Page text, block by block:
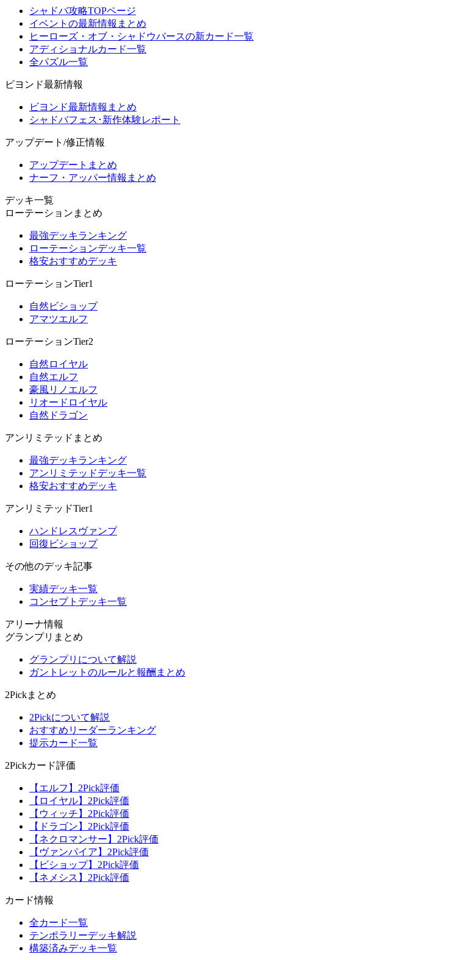
シャドバ攻略TOPページ
イベントの最新情報まとめ
ヒーローズ・オブ・シャドウバースの新カード一覧
アディショナルカード一覧
全パズル一覧
ビヨンド最新情報
ビヨンド最新情報まとめ
シャドバフェス･新作体験レポート
アップデート/修正情報
アップデートまとめ
ナーフ・アッパー情報まとめ
デッキ一覧
ローテーションまとめ
最強デッキランキング
ローテーションデッキ一覧
格安おすすめデッキ
ローテーションTier1
自然ビショップ
アマツエルフ
ローテーションTier2
自然ロイヤル
自然エルフ
豪風リノエルフ
リオードロイヤル
自然ドラゴン
アンリミテッドまとめ
最強デッキランキング
アンリミテッドデッキ一覧
格安おすすめデッキ
アンリミテッドTier1
ハンドレスヴァンプ
回復ビショップ
その他のデッキ記事
実績デッキ一覧
コンセプトデッキ一覧
アリーナ情報
グランプリまとめ
グランプリについて解説
ガントレットのルールと報酬まとめ
2Pickまとめ
2Pickについて解説
おすすめリーダーランキング
提示カード一覧
2Pickカード評価
【エルフ】2Pick評価
【ロイヤル】2Pick評価
【ウィッチ】2Pick評価
【ドラゴン】2Pick評価
【ネクロマンサー】2Pick評価
【ヴァンパイア】2Pick評価
【ビショップ】2Pick評価
【ネメシス】2Pick評価
カード情報
全カード一覧
テンポラリーデッキ解説
構築済みデッキ一覧